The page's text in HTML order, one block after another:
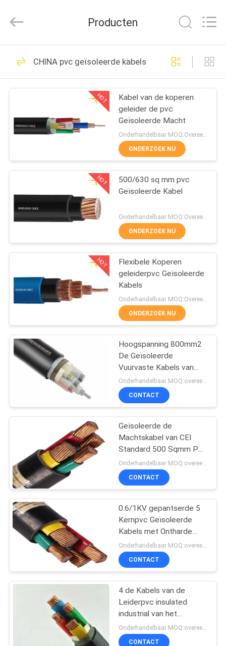
THUIS
PRODUCTEN
VIDEOS
SHOW
OVER
ONS
FABRIEKSREIS
KWALITEITSCONTROLE
ONS
NIEUWS
EEN
OFFERTE
AAN
NEWS
SITEMAP
PRIVACYBELEID
(Group)
Rights
XLPE geïsoleerde
stroomkabel
306
gepantserde
elektrokabel
244
pvc geïsoleerde
203
elektrische kabel
draad
197
lage rook nul
halogeenkabel
140
Brandwerende kabel
Producten
CHINA pvc geïsoleerde kabels
HOT
Kabel van de koperen
geleider de pvc
Geïsoleerde Macht
Onderhandelbaar MOQ:Overeen te komen
ONDERZOEK NU
HOT
500/630 sq mm pvc
Geïsoleerde Kabel
ONDERZOEK NU
HOT
Flexibele Koperen
geleiderpvc Geïsoleerde
Kabels
ONDERZOEK NU
Hoogspanning 800mm2
De Geïsoleerde
Vuurvaste Kabels van
XLPE pvc
Onderhandelbaar MOQ:overeen te komen
CONTACT
Geïsoleerde de
Machtskabel van CEI
Standard 500 Sqmm Pvc
voor
elektriciteitsdistributie
Onderhandelbaar MOQ:overeen te komen
CONTACT
0.6/1KV gepantserde 5
Kernpvc Geïsoleerde
Kabels met Ontharde
Leider
CONTACT
4 de Kabels van de
Leiderpvc insulated
industrial van het
kernen0.6/1kv Aluminium
CONTACT